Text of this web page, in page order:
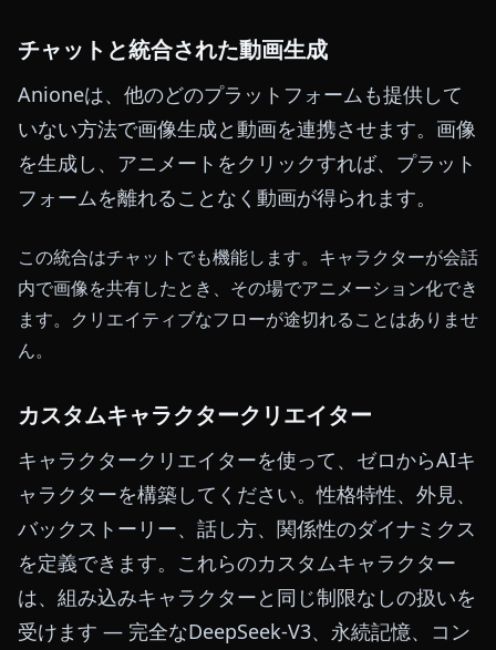
チャットと統合された動画生成
Anioneは、他のどのプラットフォームも提供して
いない方法で画像生成と動画を連携させます。画像
を生成し、アニメートをクリックすれば、プラット
フォームを離れることなく動画が得られます。
この統合はチャットでも機能します。キャラクターが会話
内で画像を共有したとき、その場でアニメーション化でき
ます。クリエイティブなフローが途切れることはありませ
ん。
カスタムキャラクタークリエイター
キャラクタークリエイターを使って、ゼロからAIキ
ャラクターを構築してください。性格特性、外見、
バックストーリー、話し方、関係性のダイナミクス
を定義できます。これらのカスタムキャラクター
は、組み込みキャラクターと同じ制限なしの扱いを
受けます — 完全なDeepSeek-V3、永続記憶、コン